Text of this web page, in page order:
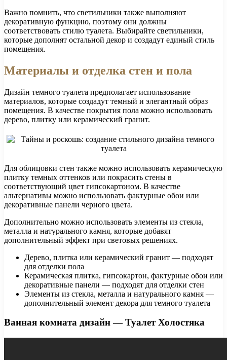
Важно помнить, что светильники также выполняют
декоративную функцию, поэтому они должны
соответствовать стилю туалета. Выбирайте светильники,
которые дополнят остальной декор и создадут единый стиль
помещения.
Материалы и отделка стен и пола
Дизайн темного туалета предполагает использование
материалов, которые создадут темный и элегантный образ
помещения. В качестве покрытия пола можно использовать
дерево, плитку или керамический гранит.
Для облицовки стен также можно использовать керамическую
плитку темных оттенков или покрасить стены в
соответствующий цвет гипсокартоном. В качестве
альтернативы можно использовать фактурные обои или
декоративные панели черного цвета.
Дополнительно можно использовать элементы из стекла,
металла и натурального камня, которые добавят
дополнительный эффект при световых решениях.
Дерево, плитка или керамический гранит — подходят
для отделки пола
Керамическая плитка, гипсокартон, фактурные обои или
декоративные панели — подходят для отделки стен
Элементы из стекла, металла и натурального камня —
дополнительный элемент декора для темного туалета
Ванная комната дизайн — Туалет Холостяка